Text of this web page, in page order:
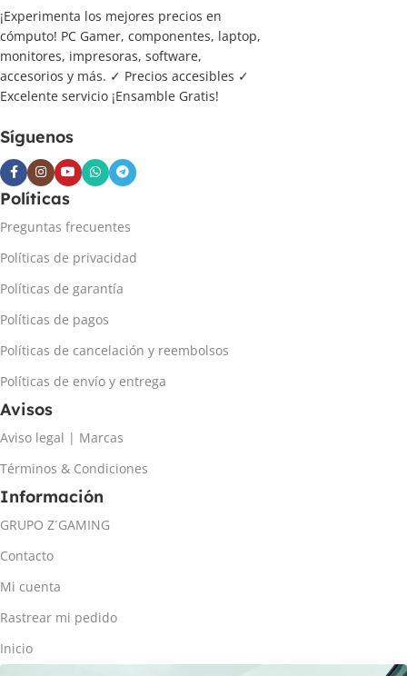
¡Experimenta los mejores precios en
cómputo! PC Gamer, componentes, laptop,
monitores, impresoras, software,
accesorios y más. ✓ Precios accesibles ✓
Excelente servicio ¡Ensamble Gratis!
Síguenos
Políticas
Preguntas frecuentes
Políticas de privacidad
Políticas de garantía
Políticas de pagos
Políticas de cancelación y reembolsos
Políticas de envío y entrega
Avisos
Aviso legal | Marcas
Términos & Condiciones
Información
GRUPO Z´GAMING
Contacto
Mi cuenta
Rastrear mi pedido
Inicio